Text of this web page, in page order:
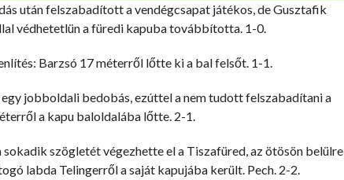
után felszabadított a vendégcsapat játékos, de Gusztafik
védhetetlün a füredi kapuba továbbította. 1-0.
Barzsó 17 méterről lőtte ki a bal felsőt. 1-1.
jobboldali bedobás, ezúttel a nem tudott felszabadítani a
a kapu baloldalába lőtte. 2-1.
szögletét végezhette el a Tiszafüred, az ötösön belülre
labda Telingerről a saját kapujába került. Pech. 2-2.